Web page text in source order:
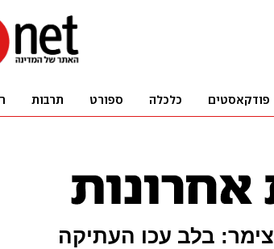
צימר: בלב עכו העתיקה